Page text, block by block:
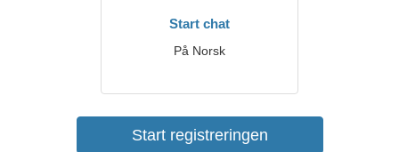
Start chat
På Norsk
Start registreringen